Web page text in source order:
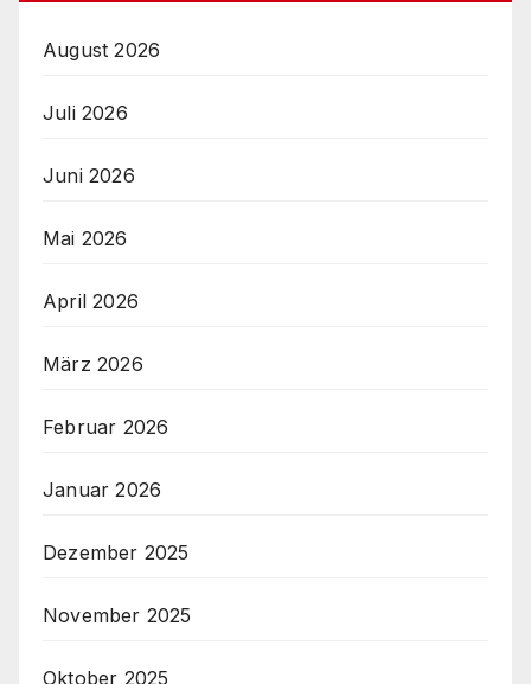
August 2026
Juli 2026
Juni 2026
Mai 2026
April 2026
März 2026
Februar 2026
Januar 2026
Dezember 2025
November 2025
Oktober 2025